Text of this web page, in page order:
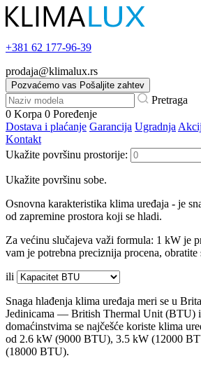
+381 62 177-96-39
prodaja@klimalux.rs
Pozvaćemo vas Pošaljite zahtev
Pretraga
0 Korpa 0 Poređenje
Dostava i plaćanje Garancija Ugradnja
Kontakt
Ukažite površinu prostorije:
Ukažite površinu sobe.
Osnovna karakteristika klima uređaja - je
od zapremine prostora koji se hladi.
Za većinu slučajeva važi formula: 1 kW je
vam je potrebna preciznija procena, obratite
ili
Snaga hlađenja klima uređaja meri se u
Jedinicama — British Thermal Unit (BTU)
domaćinstvima se najčešće koriste klima
od 2.6 kW (9000 BTU), 3.5 kW (12000
(18000 BTU).